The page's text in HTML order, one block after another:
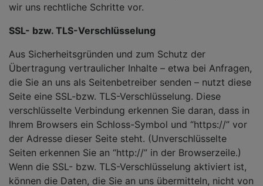
wir uns rechtliche Schritte vor.
SSL- bzw. TLS-Verschlüsselung
Aus Sicherheitsgründen und zum Schutz der
Übertragung vertraulicher Inhalte – etwa bei Anfragen,
die Sie an uns als Seitenbetreiber senden – nutzt diese
Seite eine SSL-bzw. TLS-Verschlüsselung. Diese
verschlüsselte Verbindung erkennen Sie daran, dass in
Ihrem Browsers ein Schloss-Symbol und “https://” vor
der Adresse dieser Seite steht. (Unverschlüsselte
Seiten erkennen Sie an “http://” in der Browserzeile.)
Wenn die SSL- bzw. TLS-Verschlüsselung aktiviert ist,
können die Daten, die Sie an uns übermitteln, nicht von